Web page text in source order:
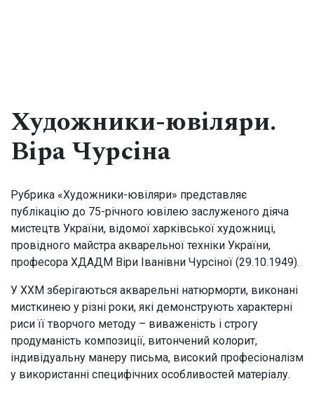
ПРО МУЗЕЙ
Видання та публікації
Експонати місяця
Структура музею
Колекція
ВІДВІДУВАЧАМ
Квитки
Художники-ювіляри.
Віра Чурсіна
Рубрика «Художники-ювіляри» представляє
публікацію до 75-річного ювілею заслуженого діяча
мистецтв України, відомої харківської художниці,
провідного майстра акварельної техніки України,
професора ХДАДМ Віри Іванівни Чурсіної (29.10.1949).
У ХХМ зберігаються акварельні натюрморти, виконані
мисткинею у різні роки, які демонструють характерні
риси її творчого методу – виваженість і строгу
продуманість композиції, витончений колорит,
індивідуальну манеру письма, високий професіоналізм
у використанні специфічних особливостей матеріалу.